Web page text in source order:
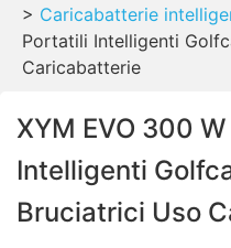
> Caricabatterie
Portatili Intelligenti
Caricabatterie
XYM EVO 300
Intelligenti
Bruciatrici Uso